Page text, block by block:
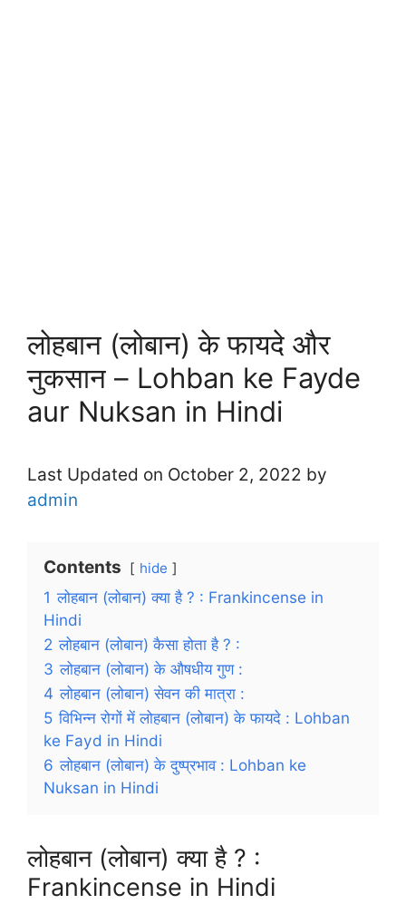
लोहबान (लोबान) के फायदे और
नुकसान – Lohban ke Fayde
aur Nuksan in Hindi
Last Updated on October 2, 2022 by
admin
Contents hide
1 लोहबान (लोबान) क्या है ? : Frankincense in
Hindi
2 लोहबान (लोबान) कैसा होता है ? :
3 लोहबान (लोबान) के औषधीय गुण :
4 लोहबान (लोबान) सेवन की मात्रा :
5 विभिन्न रोगों में लोहबान (लोबान) के फायदे : Lohban
ke Fayd in Hindi
6 लोहबान (लोबान) के दुष्प्रभाव : Lohban ke
Nuksan in Hindi
लोहबान (लोबान) क्या है ? :
Frankincense in Hindi